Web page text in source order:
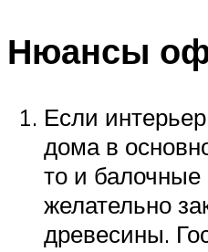
Нюансы
Если интерьер
дома в
то и балочные
желательно
древесины.